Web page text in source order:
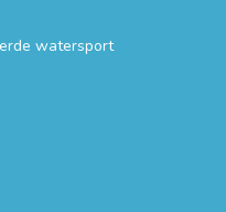
watersport